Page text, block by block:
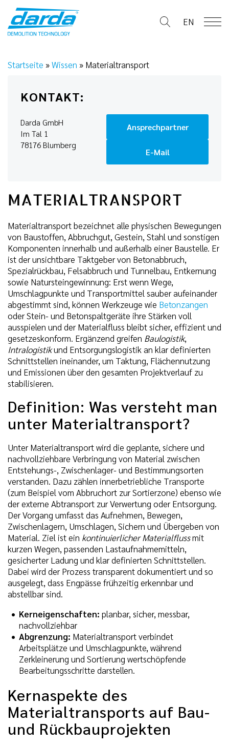
content
EN
Startseite »Wissen » Materialtransport
KONTAKT:
Darda GmbH
Im Tal 1
78176 Blumberg
Ansprechpartner
E-Mail
MATERIALTRANSPORT
Materialtransport bezeichnet alle physischen Bewegungen
von Baustoffen, Abbruchgut, Gestein, Stahl und sonstigen
Komponenten innerhalb und außerhalb einer Baustelle. Er
ist der unsichtbare Taktgeber von Betonabbruch,
Spezialrückbau, Felsabbruch und Tunnelbau, Entkernung
sowie Natursteingewinnung: Erst wenn Wege,
Umschlagpunkte und Transportmittel sauber aufeinander
abgestimmt sind, können Werkzeuge wie Betonzangen
oder Stein- und Betonspaltgeräte ihre Stärken voll
ausspielen und der Materialfluss bleibt sicher, effizient und
gesetzeskonform. Ergänzend greifen Baulogistik,
Intralogistikund Entsorgungslogistik an klar definierten
Schnittstellen ineinander, um Taktung, Flächennutzung
und Emissionen über den gesamten Projektverlauf zu
stabilisieren.
Definition: Was versteht man
unter Materialtransport?
Unter Materialtransport wird die geplante, sichere und
nachvollziehbare Verbringung von Material zwischen
Entstehungs-, Zwischenlager- und Bestimmungsorten
verstanden. Dazu zählen innerbetriebliche Transporte
(zum Beispiel vom Abbruchort zur Sortierzone) ebenso wie
der externe Abtransport zur Verwertung oder Entsorgung.
Der Vorgang umfasst das Aufnehmen, Bewegen,
Zwischenlagern, Umschlagen, Sichern und Übergeben von
Material. Ziel ist ein kontinuierlicher Materialflussmit
kurzen Wegen, passenden Lastaufnahmemitteln,
gesicherter Ladung und klar definierten Schnittstellen.
Dabei wird der Prozess transparent dokumentiert und so
ausgelegt, dass Engpässe frühzeitig erkennbar und
abstellbar sind.
Kerneigenschaften: planbar, sicher, messbar,
nachvollziehbar
Abgrenzung: Materialtransport verbindet
Arbeitsplätze und Umschlagpunkte, während
Zerkleinerung und Sortierung wertschöpfende
Bearbeitungsschritte darstellen.
Kernaspekte des
Materialtransports auf Bau-
und Rückbauprojekten